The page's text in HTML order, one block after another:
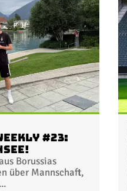
#23:
Borussias
über Mannschaft,